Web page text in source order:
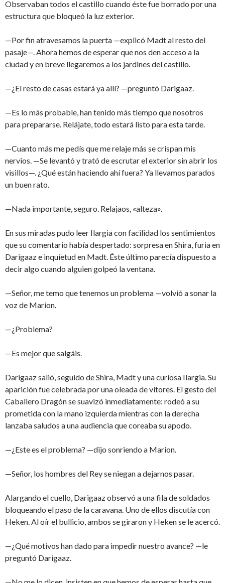
Observaban todos el castillo cuando éste fue borrado por una
estructura que bloqueó la luz exterior.
—Por fin atravesamos la puerta —explicó Madt al resto del
pasaje—. Ahora hemos de esperar que nos den acceso a la
ciudad y en breve llegaremos a los jardines del castillo.
—¿El resto de casas estará ya allí? —preguntó Darigaaz.
—Es lo más probable, han tenido más tiempo que nosotros
para prepararse. Relájate, todo estará listo para esta tarde.
—Cuanto más me pedís que me relaje más se crispan mis
nervios. —Se levantó y trató de escrutar el exterior sin abrir los
visillos—. ¿Qué están haciendo ahí fuera? Ya llevamos parados
un buen rato.
—Nada importante, seguro. Relajaos, «alteza».
En sus miradas pudo leer Ilargia con facilidad los sentimientos
que su comentario había despertado: sorpresa en Shira, furia en
Darigaaz e inquietud en Madt. Éste último parecía dispuesto a
decir algo cuando alguien golpeó la ventana.
—Señor, me temo que tenemos un problema —volvió a sonar la
voz de Marion.
—¿Problema?
—Es mejor que salgáis.
Darigaaz salió, seguido de Shira, Madt y una curiosa Ilargia. Su
aparición fue celebrada por una oleada de vítores. El gesto del
Caballero Dragón se suavizó inmediatamente: rodeó a su
prometida con la mano izquierda mientras con la derecha
lanzaba saludos a una audiencia que coreaba su apodo.
—¿Este es el problema? —dijo sonriendo a Marion.
—Señor, los hombres del Rey se niegan a dejarnos pasar.
Alargando el cuello, Darigaaz observó a una fila de soldados
bloqueando el paso de la caravana. Uno de ellos discutía con
Heken. Al oír el bullicio, ambos se giraron y Heken se le acercó.
—¿Qué motivos han dado para impedir nuestro avance? —le
preguntó Darigaaz.